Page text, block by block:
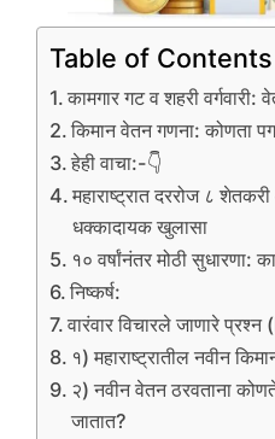
Table of Contents
कामगार गट व शहरी
किमान वेतन गणना: कोणता
हेही वाचा:-👇
महाराष्ट्रात दररोज ८
धक्कादायक खुलासा
१० वर्षांनंतर मोठी सुधारणा:
निष्कर्ष:
वारंवार विचारले जाणारे
१) महाराष्ट्रातील नवीन
२) नवीन वेतन ठरवताना
जातात?